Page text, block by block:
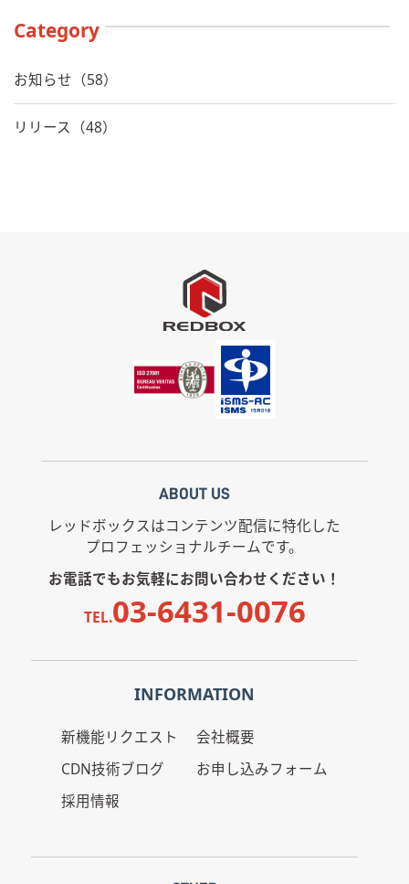
Category
お知らせ（58）
リリース（48）
ABOUT US
レッドボックスはコンテンツ配信に特化した
プロフェッショナルチームです。
お電話でもお気軽にお問い合わせください！
TEL.03-6431-0076
INFORMATION
新機能リクエスト
CDN技術ブログ
採用情報
会社概要
お申し込みフォーム